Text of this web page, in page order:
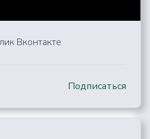
Вконтакте
Подписаться